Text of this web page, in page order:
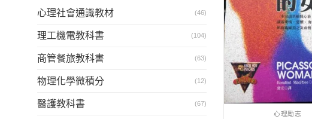
心理社會通識教材 (46)
理工機電教科書 (104)
商管餐旅教科書 (63)
物理化學微積分 (12)
醫護教科書 (67)
心理勵志